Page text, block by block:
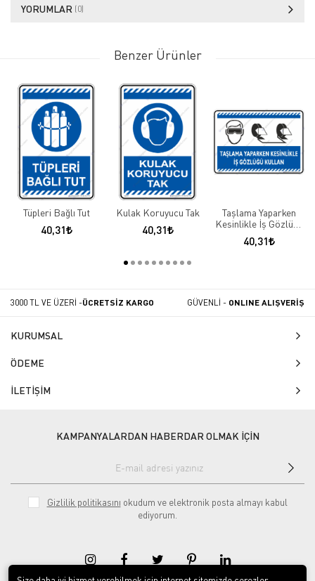
YORUMLAR (0)
Benzer Ürünler
Tüpleri Bağlı Tut
40,31
Kulak Koruyucu Tak
40,31
Taşlama Yaparken
Kesinlikle İş Gözlüğü
Kullanın
40,31
3000 TL VE ÜZERİ -ÜCRETSİZ KARGO GÜVENLİ - ONLINE ALIŞVERİŞ
KURUMSAL
ÖDEME
İLETİŞİM
KAMPANYALARDAN HABERDAR OLMAK İÇİN
Gizlilik politikasını okudum ve elektronik posta almayı kabul
ediyorum.